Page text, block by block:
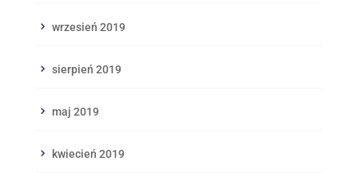
wrzesień 2019
sierpień 2019
maj 2019
kwiecień 2019